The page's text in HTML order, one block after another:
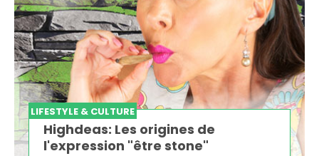
LIFESTYLE & CULTURE
Highdeas: Les origines de
l'expression "être stone"